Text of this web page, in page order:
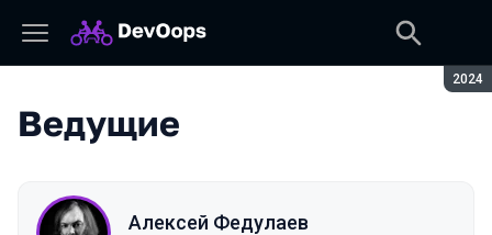
2024
Ведущие
Алексей Федулаев